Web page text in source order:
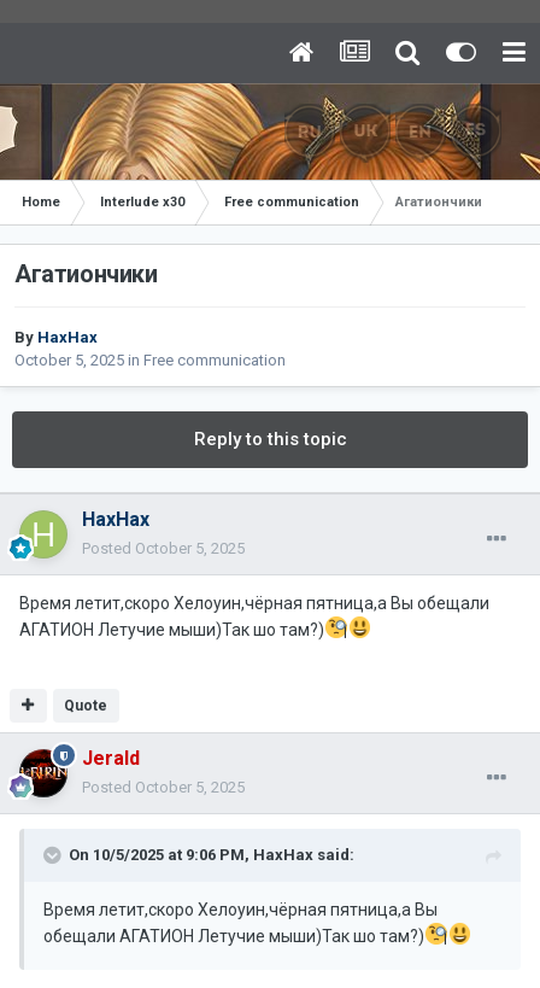
Home Interlude x30 Free communication Агатиончики
Агатиончики
By НахНах
October 5, 2025 in Free communication
Reply to this topic
НахНах
Posted October 5, 2025
Время летит,скоро Хелоуин,чёрная пятница,а Вы обещали
АГАТИОН Летучие мыши)Так шо там?)
Quote
Jerald
Posted October 5, 2025
On 10/5/2025 at 9:06 PM, НахНах said:
Время летит,скоро Хелоуин,чёрная пятница,а Вы
обещали АГАТИОН Летучие мыши)Так шо там?)